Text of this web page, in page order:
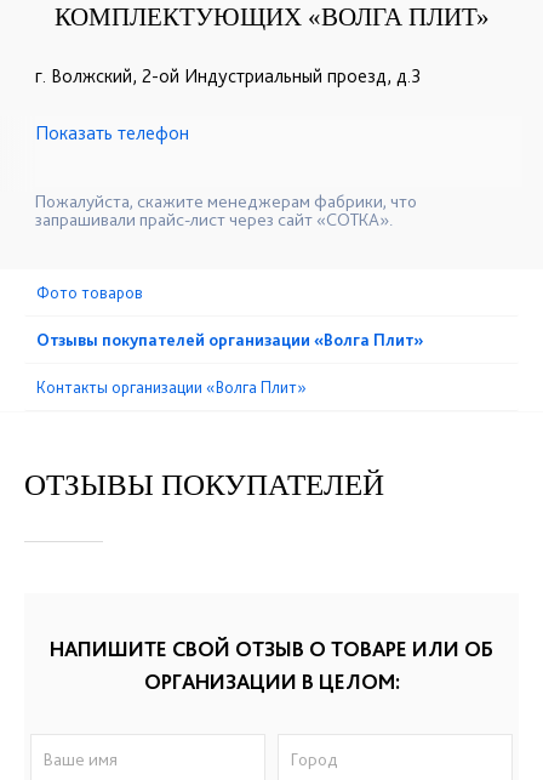
КОМПЛЕКТУЮЩИХ «ВОЛГА ПЛИТ»
г. Волжский, 2-ой Индустриальный проезд, д.3
☎+7-903-327-22-10
Показать телефон
Пожалуйста, скажите менеджерам фабрики, что
запрашивали прайс-лист через сайт «СОТКА».
Фото товаров
Отзывы покупателей организации «Волга Плит»
Контакты организации «Волга Плит»
ОТЗЫВЫ ПОКУПАТЕЛЕЙ
НАПИШИТЕ СВОЙ ОТЗЫВ О ТОВАРЕ ИЛИ ОБ
ОРГАНИЗАЦИИ В ЦЕЛОМ: